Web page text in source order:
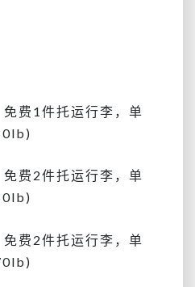
费1件托运行李，单
费2件托运行李，单
费2件托运行李，单